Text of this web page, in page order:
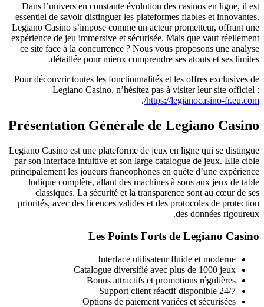
Dans l’univers en constante évolution des casinos en ligne, il est
essentiel de savoir distinguer les plateformes fiables et innovantes.
Legiano Casino s’impose comme un acteur prometteur, offrant une
expérience de jeu immersive et sécurisée. Mais que vaut réellement
ce site face à la concurrence ? Nous vous proposons une analyse
détaillée pour mieux comprendre ses atouts et ses limites.
Pour découvrir toutes les fonctionnalités et les offres exclusives de
Legiano Casino, n’hésitez pas à visiter leur site officiel :
https://legianocasino-fr.eu.com/
.
Présentation Générale de Legiano Casino
Legiano Casino est une plateforme de jeux en ligne qui se distingue
par son interface intuitive et son large catalogue de jeux. Elle cible
principalement les joueurs francophones en quête d’une expérience
ludique complète, allant des machines à sous aux jeux de table
classiques. La sécurité et la transparence sont au cœur de ses
priorités, avec des licences valides et des protocoles de protection
des données rigoureux.
Les Points Forts de Legiano Casino
Interface utilisateur fluide et moderne
Catalogue diversifié avec plus de 1000 jeux
Bonus attractifs et promotions régulières
Support client réactif disponible 24/7
Options de paiement variées et sécurisées